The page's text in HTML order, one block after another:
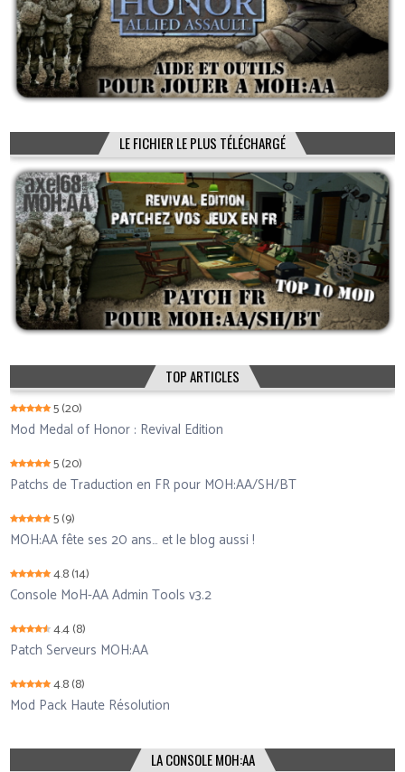
LE FICHIER LE PLUS TÉLÉCHARGÉ
TOP ARTICLES
5(20)
Mod Medal of Honor : Revival Edition
5(20)
Patchs de Traduction en FR pour MOH:AA/SH/BT
5(9)
MOH:AA fête ses 20 ans… et le blog aussi !
4.8(14)
Console MoH-AA Admin Tools v3.2
4.4(8)
Patch Serveurs MOH:AA
4.8(8)
Mod Pack Haute Résolution
LA CONSOLE MOH:AA